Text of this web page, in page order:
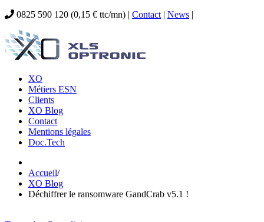
0825 590 120 (0,15 € ttc/mn) | Contact | News |
XO
Métiers ESN
Clients
XO Blog
Contact
Mentions légales
Doc.Tech
Accueil/
XO Blog
Déchiffrer le ransomware GandCrab v5.1 !